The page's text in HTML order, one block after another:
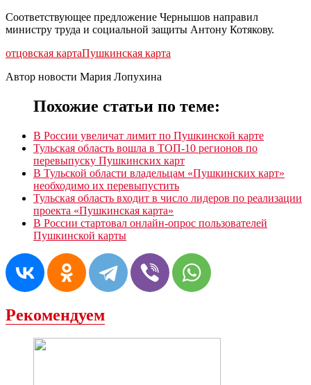
Соответствующее предложение Чернышов направил
министру труда и социальной защиты Антону Котякову.
отцовская картаПушкинская карта
Автор новости Мария Лопухина
Похожие статьи по теме:
В России увеличат лимит по Пушкинской карте
Тульская область вошла в ТОП-10 регионов по
перевыпуску Пушкинских карт
В Тульской области владельцам «Пушкинских карт»
необходимо их перевыпустить
Тульская область входит в число лидеров по реализации
проекта «Пушкинская карта»
В России стартовал онлайн-опрос пользователей
Пушкинской карты
Рекомендуем